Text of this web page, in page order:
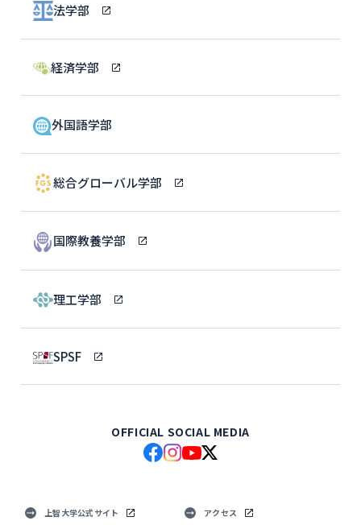
法学部
経済学部
外国語学部
総合グローバル学部
国際教養学部
理工学部
SPSF
OFFICIAL SOCIAL MEDIA
上智大学公式サイト アクセス